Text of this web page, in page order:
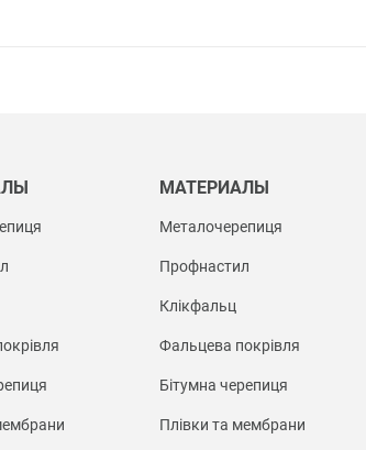
МАТЕРИАЛЫ
Металочерепиця
Профнастил
Клікфальц
Фальцева покрівля
Бітумна черепиця
Плівки та мембрани